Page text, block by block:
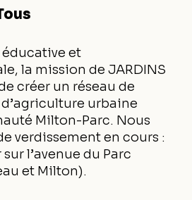
et
la mission de JARDINS
créer un réseau de
urbaine
Milton-Parc. Nous
verdissement en cours :
l’avenue du Parc
et Milton).